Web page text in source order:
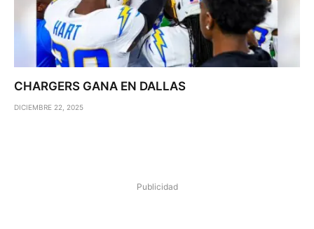
CHARGERS GANA EN DALLAS
DICIEMBRE 22, 2025
Publicidad